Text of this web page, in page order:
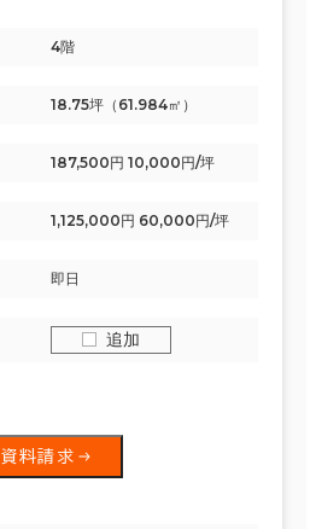
4階
18.75坪（61.984㎡）
187,500円 10,000円/坪
1,125,000円 60,000円/坪
即日
追加
資料請求